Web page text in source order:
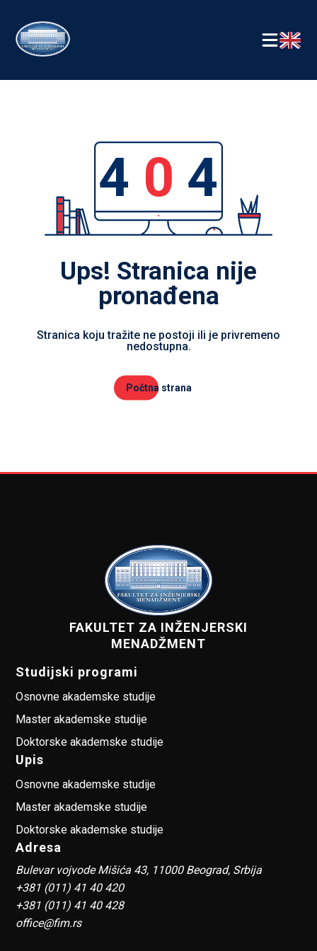
4 0 4
Ups! Stranica nije
pronađena
Stranica koju tražite ne postoji ili je privremeno
nedostupna.
Počtna strana
FAKULTET ZA INŽENJERSKI
MENADŽMENT
Studijski programi
Osnovne akademske studije
Master akademske studije
Doktorske akademske studije
Upis
Osnovne akademske studije
Master akademske studije
Doktorske akademske studije
Adresa
Bulevar vojvode Mišića 43, 11000 Beograd, Srbija
+381 (011) 41 40 420
+381 (011) 41 40 428
office@fim.rs